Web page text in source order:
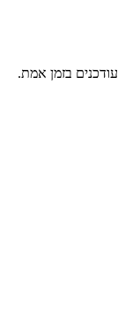
בזמן אמת.